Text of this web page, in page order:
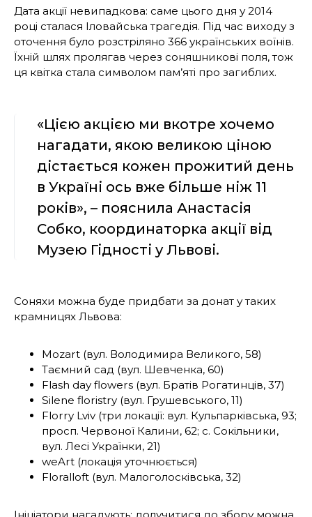
Дата акції невипадкова: саме цього дня у 2014
році сталася Іловайська трагедія. Під час виходу з
оточення було розстріляно 366 українських воїнів.
Їхній шлях пролягав через соняшникові поля, тож
ця квітка стала символом пам’яті про загиблих.
«Цією акцією ми вкотре хочемо
нагадати, якою великою ціною
дістається кожен прожитий день
в Україні ось вже більше ніж 11
років», – пояснила Анастасія
Собко, координаторка акції від
Музею Гідності у Львові.
Соняхи можна буде придбати за донат у таких
крамницях Львова:
Mozart (вул. Володимира Великого, 58)
Таємний сад (вул. Шевченка, 60)
Flash day flowers (вул. Братів Рогатинців, 37)
Silene floristry (вул. Грушевського, 11)
Florry Lviv (три локації: вул. Кульпарківська, 93;
просп. Червоної Калини, 62; с. Сокільники,
вул. Лесі Українки, 21)
weArt (локація уточнюється)
Floralloft (вул. Малоголосківська, 32)